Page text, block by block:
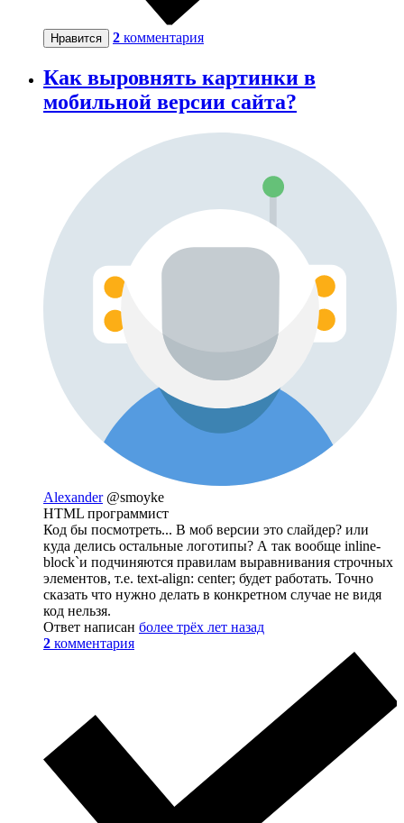
Нравится 2 комментария
Как выровнять картинки в
мобильной версии сайта?
Alexander @smoyke
HTML программист
Код бы посмотреть... В моб версии это слайдер? или
куда делись остальные логотипы? А так вообще inline-
block`и подчиняются правилам выравнивания строчных
элементов, т.е. text-align: center; будет работать. Точно
сказать что нужно делать в конкретном случае не видя
код нельзя.
Ответ написан более трёх лет назад
2 комментария